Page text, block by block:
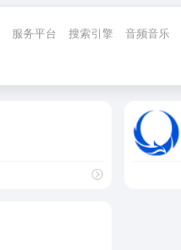
服务平台 搜索引擎 音频音乐